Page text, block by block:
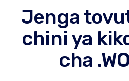
Jenga
chini ya
cha